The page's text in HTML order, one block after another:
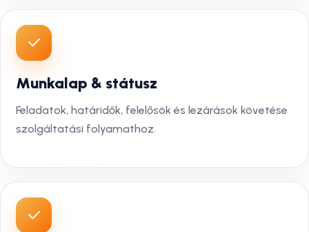
Munkalap & státusz
Feladatok, határidők, felelősök és lezárások követése
szolgáltatási folyamathoz.